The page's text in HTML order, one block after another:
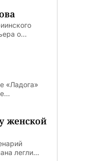
о...
«Ладога»
женской
легли...